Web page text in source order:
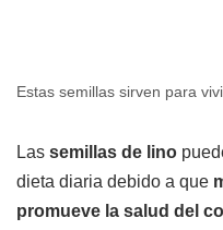
Estas semillas sirven para
Las semillas de lino
dieta diaria debido a que
promueve la salud del